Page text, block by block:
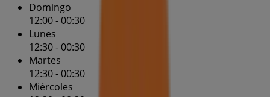
Domingo
12:00 - 00:30
Lunes
12:30 - 00:30
Martes
12:30 - 00:30
Miércoles